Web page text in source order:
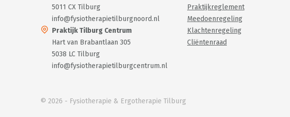
5011 CX Tilburg
info@fysiotherapietilburgnoord.nl
Praktijk Tilburg Centrum
Hart van Brabantlaan 305
5038 LC Tilburg
info@fysiotherapietilburgcentrum.nl
Praktijkreglement
Meedoenregeling
Klachtenregeling
Cliëntenraad
© 2026 - Fysiotherapie & Ergotherapie Tilburg